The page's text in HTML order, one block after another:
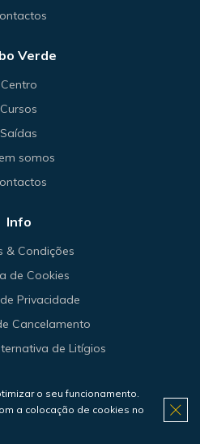
Verde
Centro
Cursos
Saídas
somos
Info
& Condições
de Cookies
Privacidade
Cancelamento
de Litígios
Haliotis.
o seu funcionamento.
a colocação de cookies no